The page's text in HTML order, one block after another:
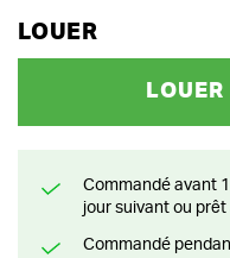
LOUER
Commandé avant 13h pendant la semaine? Livré le
jour suivant ou
Commandé pendant le weekend? Livré ou prêt à être